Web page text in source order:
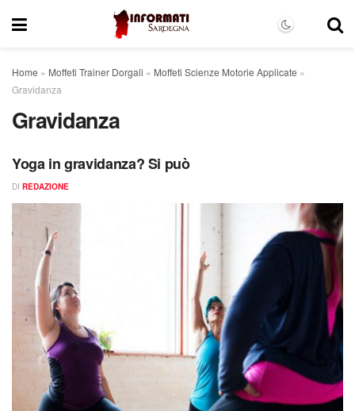
Home » Moffeti Trainer Dorgali » Moffeti Scienze Motorie Applicate »
Gravidanza
Gravidanza
Yoga in gravidanza? Si può
DI REDAZIONE